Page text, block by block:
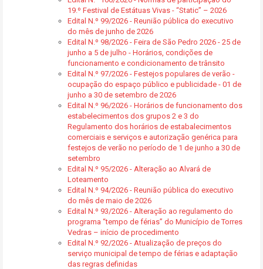
19.º Festival de Estátuas Vivas - “Static” – 2026
Edital N.º 99/2026 - Reunião pública do executivo
do mês de junho de 2026
Edital N.º 98/2026 - Feira de São Pedro 2026 - 25 de
junho a 5 de julho - Horários, condições de
funcionamento e condicionamento de trânsito
Edital N.º 97/2026 - Festejos populares de verão -
ocupação do espaço público e publicidade - 01 de
junho a 30 de setembro de 2026
Edital N.º 96/2026 - Horários de funcionamento dos
estabelecimentos dos grupos 2 e 3 do
Regulamento dos horários de estabalecimentos
comerciais e serviços e autorização genérica para
festejos de verão no período de 1 de junho a 30 de
setembro
Edital N.º 95/2026 - Alteração ao Alvará de
Loteamento
Edital N.º 94/2026 - Reunião pública do executivo
do mês de maio de 2026
Edital N.º 93/2026 - Alteração ao regulamento do
programa “tempo de férias” do Município de Torres
Vedras – início de procedimento
Edital N.º 92/2026 - Atualização de preços do
serviço municipal de tempo de férias e adaptação
das regras definidas